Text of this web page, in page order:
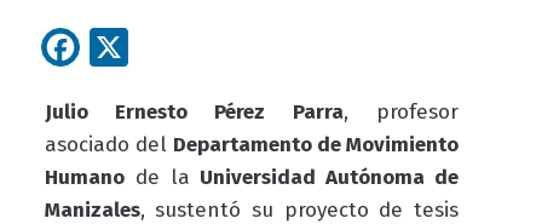
Facebook
Julio Ernesto Pérez Parra, profesor
asociado del Departamento de Movimiento
Humanode la Universidad Autónoma de
Manizales, sustentó su proyecto de tesis